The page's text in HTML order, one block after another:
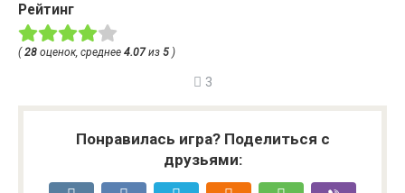
Рейтинг
( 28 оценок, среднее 4.07из 5 )
3
Понравилась игра? Поделиться с
друзьями: